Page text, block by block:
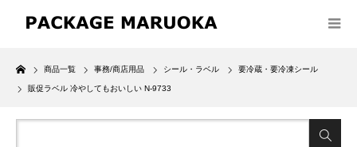
Home
商品一覧 事務/商店用品 シール・ラベル 要冷蔵・要冷凍シール
販促ラベル 冷やしてもおいしい N-9733